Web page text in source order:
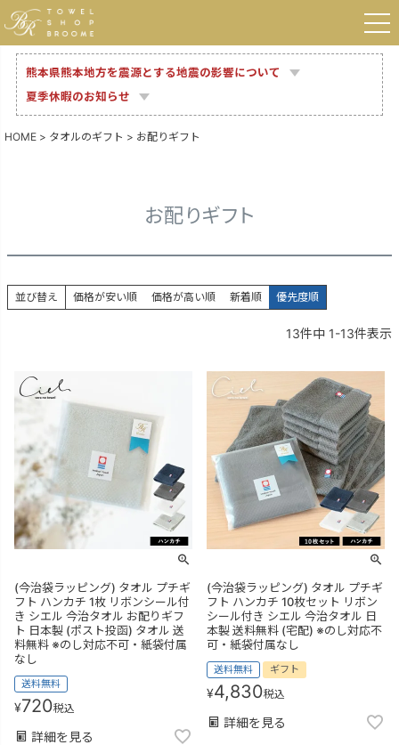
熊本県熊本地方を震源とする地震の影響について
夏季休暇のお知らせ
HOME タオルのギフト お配りギフト
お配りギフト
並び替え 価格が安い順 価格が高い順 新着順 優先度順
13件中 1-13件表示
(今治袋ラッピング) タオル プチギ
フト ハンカチ 1枚 リボンシール付
き シエル 今治タオル お配りギフ
ト 日本製 (ポスト投函) タオル 送
料無料 ※のし対応不可・紙袋付属
なし
送料無料
¥720税込
詳細を見る
(今治袋ラッピング) タオル プチギ
フト ハンカチ 10枚セット リボン
シール付き シエル 今治タオル 日
本製 送料無料 (宅配) ※のし対応不
可・紙袋付属なし
送料無料 ギフト
¥4,830税込
詳細を見る